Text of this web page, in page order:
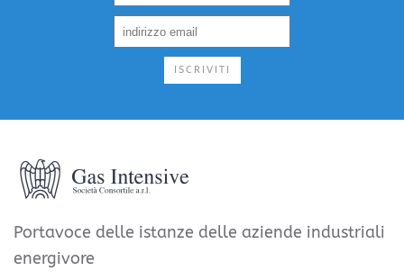
ISCRIVITI
Portavoce delle istanze delle aziende industriali
energivore